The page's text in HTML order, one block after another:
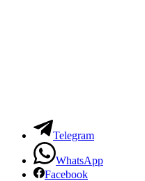
Telegram
WhatsApp
Facebook